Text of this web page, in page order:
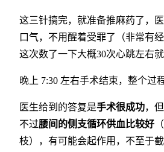
这三针搞完，就准备推麻药了，
口气，不用醒着受罪了（非常有
这次数了一下大概30次心跳左右就
晚上 7:30 左右手术结束，整个过
医生给到的答复是手术很成功，但
不过腰间的侧支循环供血比较好
枝），有可能会起作用，不至于